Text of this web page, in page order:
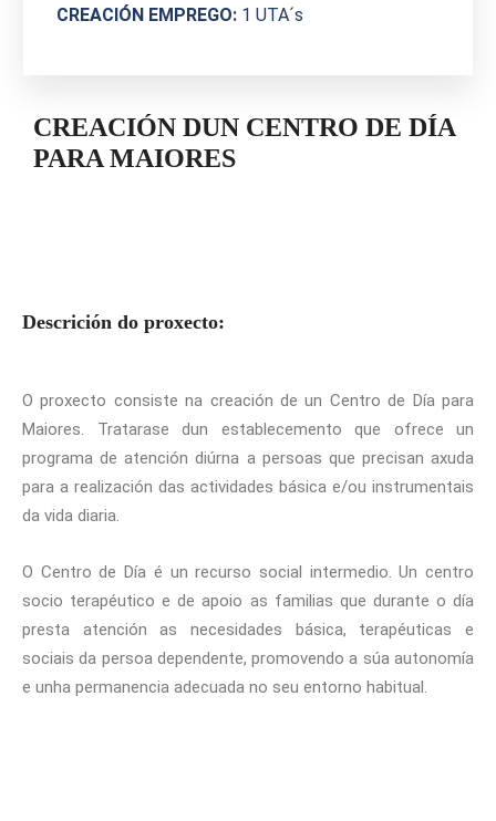
CREACIÓN EMPREGO: 1 UTA´s
CREACIÓN DUN CENTRO DE DÍA
PARA MAIORES
Descrición do proxecto:
O proxecto consiste na creación de un Centro de Día para
Maiores. Tratarase dun establecemento que ofrece un
programa de atención diúrna a persoas que precisan axuda
para a realización das actividades básica e/ou instrumentais
da vida diaria.
O Centro de Día é un recurso social intermedio. Un centro
socio terapéutico e de apoio as familias que durante o día
presta atención as necesidades básica, terapéuticas e
sociais da persoa dependente, promovendo a súa autonomía
e unha permanencia adecuada no seu entorno habitual.